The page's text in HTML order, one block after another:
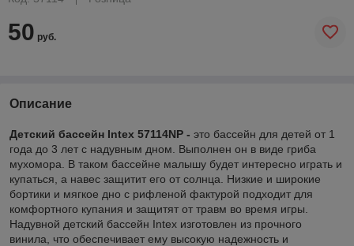
50 руб.
Описание
Детский бассейн Intex 57114NP - это бассейн для детей от 1
года до 3 лет с надувным дном. Выполнен он в виде гриба
мухомора. В таком бассейне малышу будет интересно играть и
купаться, а навес защитит его от солнца. Низкие и широкие
бортики и мягкое дно с рифленой фактурой подходит для
комфортного купания и защитят от травм во время игры.
Надувной детский бассейн Intex изготовлен из прочного
винила, что обеспечивает ему высокую надежность и